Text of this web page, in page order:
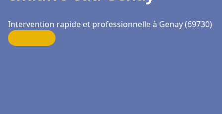
Intervention rapide et professionnelle à Genay (69730)